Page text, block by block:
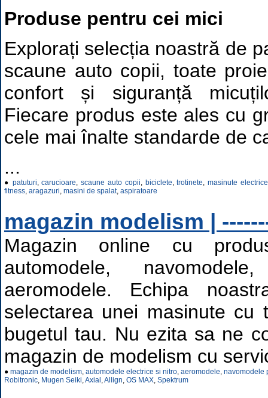
Produse pentru cei mici
Explorați selecția noastră de
scaune auto copii, toate
confort și siguranță
Fiecare produs este ales cu
cele mai înalte standarde de
...
● patuturi,carucioare,scaune auto copii, biciclete,trotinete,masinute electrice
fitness, aragazuri, masini de spalat, aspiratoare
magazin modelism |
Magazin online cu
automodele,
aeromodele. Echipa
selectarea unei masinute cu
bugetul tau. Nu ezita sa ne
magazin de modelism cu
● magazin de modelism, automodele electrice si nitro, aeromodele, navomodele
Robitronic, Mugen Seiki,Axial ,Allign, OS MAX, Spektrum